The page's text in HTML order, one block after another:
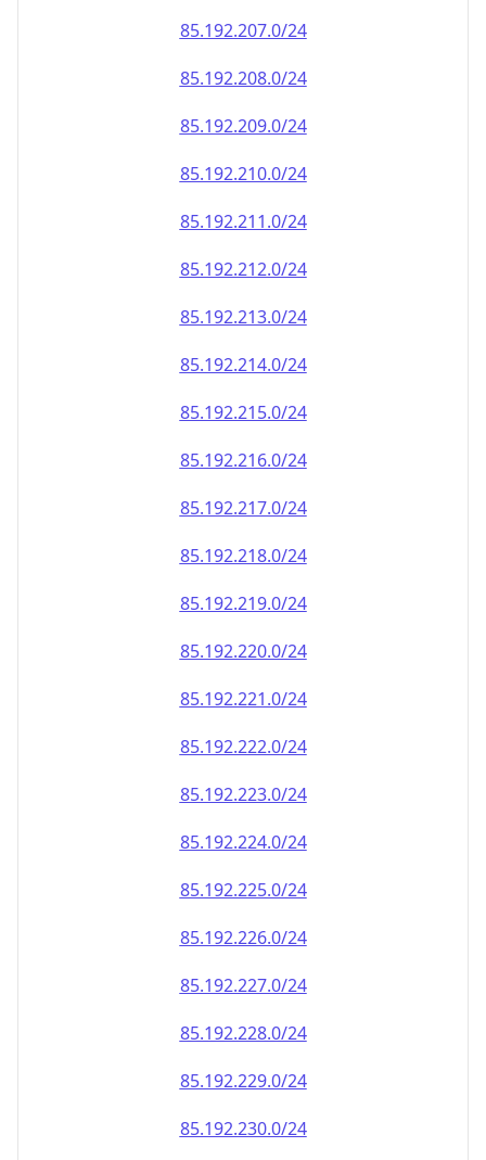
85.192.208.0/24
85.192.209.0/24
85.192.210.0/24
85.192.211.0/24
85.192.212.0/24
85.192.213.0/24
85.192.214.0/24
85.192.215.0/24
85.192.216.0/24
85.192.217.0/24
85.192.218.0/24
85.192.219.0/24
85.192.220.0/24
85.192.221.0/24
85.192.222.0/24
85.192.223.0/24
85.192.224.0/24
85.192.225.0/24
85.192.226.0/24
85.192.227.0/24
85.192.228.0/24
85.192.229.0/24
85.192.230.0/24
85.192.231.0/24